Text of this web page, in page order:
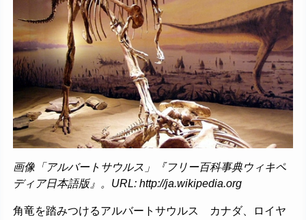
画像「アルバートサウルス」『フリー百科事典ウィキペ
ディア日本語版』。URL: http://ja.wikipedia.org
角竜を踏みつけるアルバートサウルス カナダ、ロイヤ